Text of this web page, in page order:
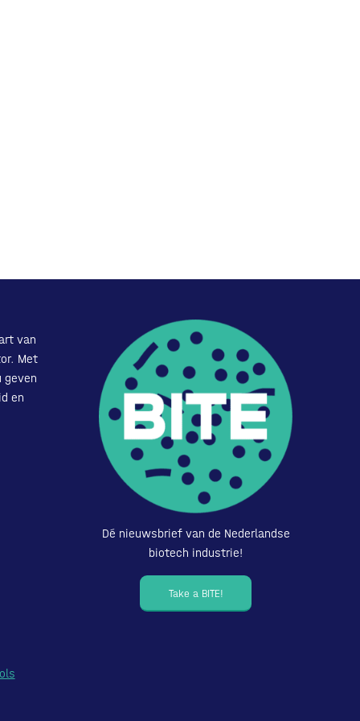
van
Met
geven
en
Dé nieuwsbrief van de Nederlandse
biotech industrie!
Take a BITE!